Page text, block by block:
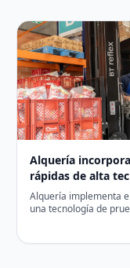
Alquería
rápidas de alta
para garantizar
leche sea 100%
Alquería implementa
una tecnología de
lactosuero, antes…